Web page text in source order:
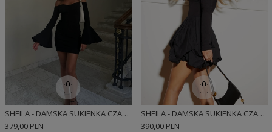
SHEILA - DAMSKA SUKIENKA CZARNA ELEGANCKA DOPASOWANA 'DASTI'
379,00 PLN
SHEILA - DAMSKA SUKIENKA CZARNA Z ODKRYTYMI RAMIONAMI MINI 'DEANNA'
390,00 PLN